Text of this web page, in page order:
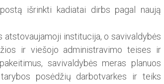
išrinkti kadiatai dirbs pagal naują
institucija, o savivaldybės
ir viešojo administravimo teises ir
savivaldybės meras planuos
posėdžių darbotvarkes ir teiks